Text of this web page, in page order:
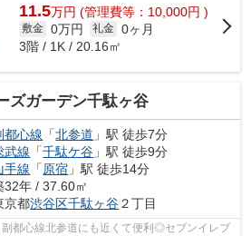
11.5万円 (管理費等：10,000円 )
敷金 0万円 礼金 0ヶ月
3階 / 1K / 20.16㎡
ズガーデン千駄ヶ谷
都心線 「北参道 」駅 徒歩7分
武線 「千駄ケ谷 」駅 徒歩9分
手線 「 原宿 」駅 徒歩14分
32年 / 37.60㎡
京都渋谷区千駄ヶ谷２丁目
都心線北参道にも近くて便利◎セブンイレブ